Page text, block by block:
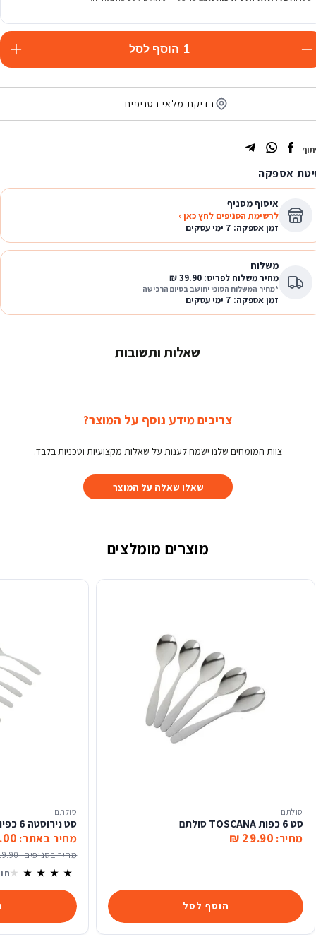
הוסף לסל 1
בדיקת מלאי בסניפים
אספקה
איסוף מסניף
לרשימת הסניפים לחץ כאן ›
זמן אספקה: 7 ימי עסקים
משלוח
מחיר משלוח לפריט: 39.90 ₪
*מחיר המשלוח הסופי יחושב בסיום הרכישה
זמן אספקה: 7 ימי עסקים
שאלות ותשובות
צריכים מידע נוסף על המוצר?
צוות המומחים שלנו ישמח לענות על שאלות מקצועיות וטכניות בלבד.
שאלו שאלה על המוצר
מוצרים מומלצים
הוסף לסל
סולתם
סט 6 כפות TOSCANA סולתם
מחיר: 29.90 ₪
סולתם
סט נירוסטה 6 כפיות אספרסו טוסקנה סולתם
מחיר באתר: ₪
מחיר בסניפים:₪